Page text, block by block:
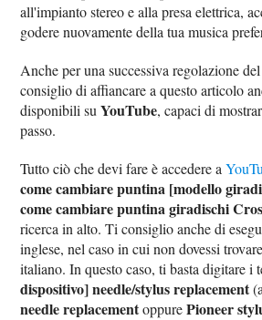
all'impianto stereo e alla presa elettrica,
godere nuovamente della tua musica
Anche per una successiva regolazione
consiglio di affiancare a questo articolo
disponibili suYouTube, capaci di
passo.
Tutto ciò che devi fare è accedere a
come cambiare puntina [modello
come cambiare puntina giradischi
ricerca in alto. Ti consiglio anche di
inglese, nel caso in cui non dovessi
italiano. In questo caso, ti basta digitare i
dispositivo] needle/stylus replacement
needle replacementoppurePioneer